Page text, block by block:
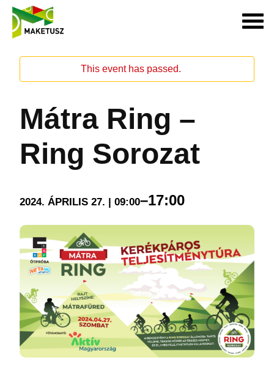
This event has passed.
Mátra Ring –
Ring Sorozat
2024. ÁPRILIS 27. | 09:00–17:00